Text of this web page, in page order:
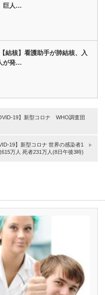
巨人…
結核】看護助手が肺結核、入
が発…
19】新型コロナ WHO調査団
19】新型コロナ 世界の感染者1
615万人 死者231万人(8日午後3時)